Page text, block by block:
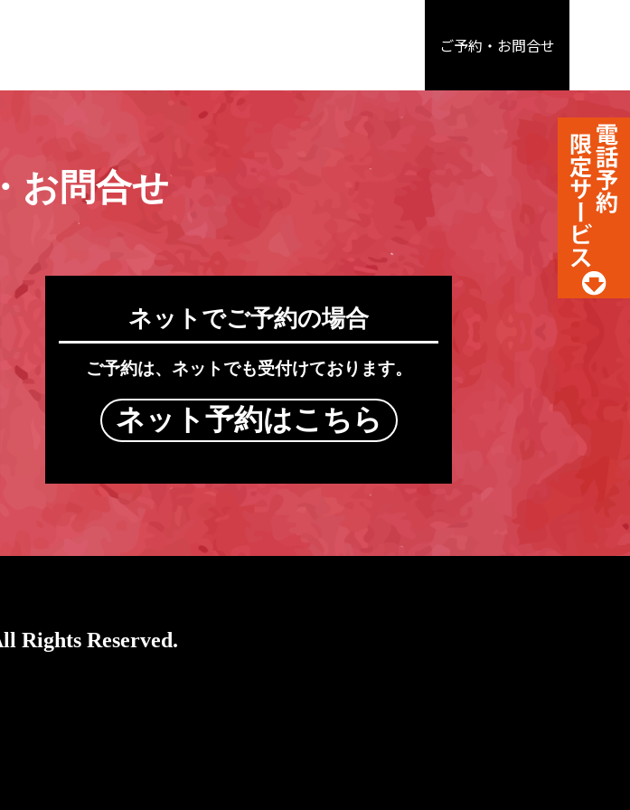
ご予約・ お問合せ
お問合せ
ネットでご予約の場合
ご予約は、ネットでも受付けております。
ネット予約はこちら
Rights Reserved.